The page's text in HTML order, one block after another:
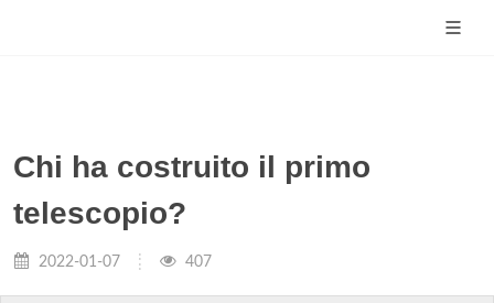
Chi ha costruito il primo
telescopio?
2022-01-07 407